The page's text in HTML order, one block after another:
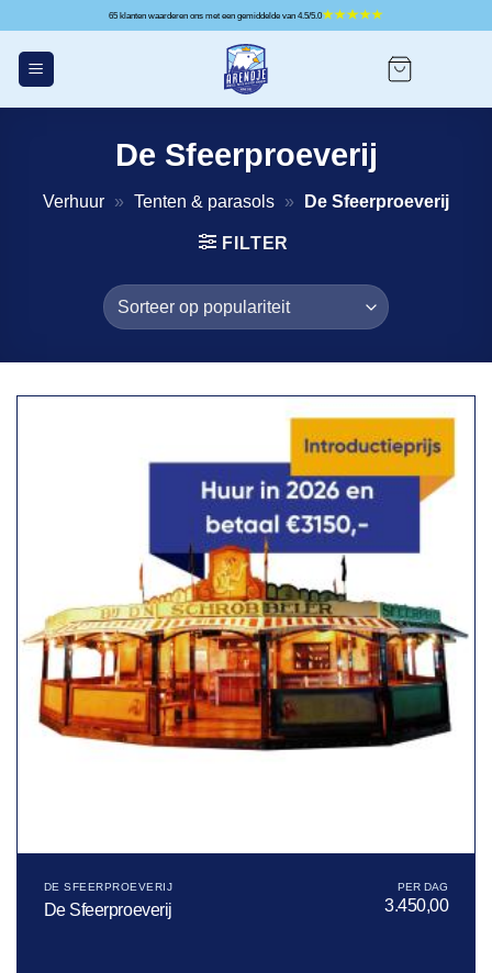
inhoud
65 klanten waarderen ons met een gemiddelde van 4.5/5.0
De Sfeerproeverij
Verhuur » Tenten & parasols » De Sfeerproeverij
FILTER
DE SFEERPROEVERIJ
De Sfeerproeverij 3.450,00